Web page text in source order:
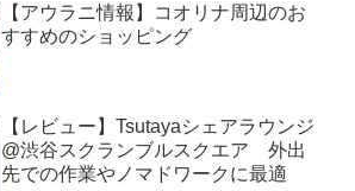
【アウラニ情報】コオリナ周辺のお
すすめのショッピング
【レビュー】Tsutayaシェアラウンジ
@渋谷スクランブルスクエア 外出
先での作業やノマドワークに最適